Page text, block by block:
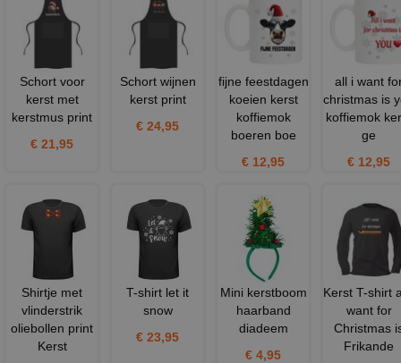
Schort voor
kerst met
kerstmus print
€ 21,95
Schort wijnen
kerst print
€ 24,95
fijne feestdagen
koeien kerst
koffiemok
boeren boe
€ 12,95
all i want
christmas is
koffiemok
ge
€ 12,95
Shirtje met
vlinderstrik
oliebollen print
Kerst
T-shirt let it
snow
€ 23,95
Mini kerstboom
haarband
diadeem
€ 4,95
Kerst T-shirt
want for
Christmas
Frikande